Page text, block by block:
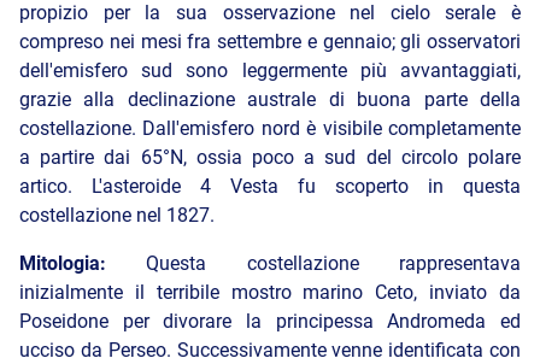
propizio per la sua osservazione nel cielo serale è
compreso nei mesi fra settembre e gennaio; gli osservatori
dell'emisfero sud sono leggermente più avvantaggiati,
grazie alla declinazione australe di buona parte della
costellazione. Dall'emisfero nord è visibile completamente
a partire dai 65°N, ossia poco a sud del circolo polare
artico. L'asteroide 4 Vesta fu scoperto in questa
costellazione nel 1827.
Mitologia:Questa costellazione rappresentava
inizialmente il terribile mostro marino Ceto, inviato da
Poseidone per divorare la principessa Andromeda ed
ucciso da Perseo. Successivamente venne identificata con